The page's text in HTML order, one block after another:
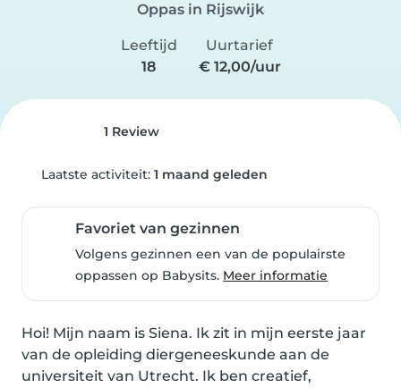
Oppas in Rijswijk
Leeftijd
18
Uurtarief
€ 12,00/uur
1 Review
Laatste activiteit: 1 maand geleden
Favoriet van gezinnen
Volgens gezinnen een van de populairste
oppassen op Babysits. Meer informatie
Hoi! Mijn naam is Siena. Ik zit in mijn eerste jaar
van de opleiding diergeneeskunde aan de
universiteit van Utrecht. Ik ben creatief,